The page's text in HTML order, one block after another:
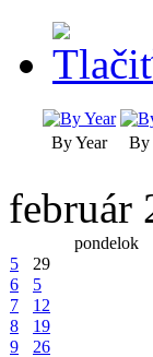
By Year By
február
pondelok
5
29
6
5
7
12
8
19
9
26